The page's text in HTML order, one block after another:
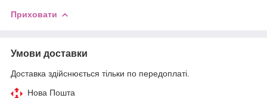
Приховати
Умови доставки
Доставка здійснюється тільки по передоплаті.
Нова Пошта